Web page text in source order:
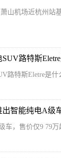
山机场近杭州站
路特斯Eletre是什
智能纯电A级
车，售价仅9 79万